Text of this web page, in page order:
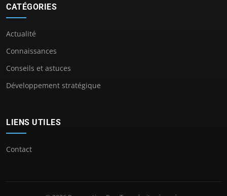
CATÉGORIES
Actualité
Connaissances
Conseils et astuces
Développement stratégique
LIENS UTILES
Contact